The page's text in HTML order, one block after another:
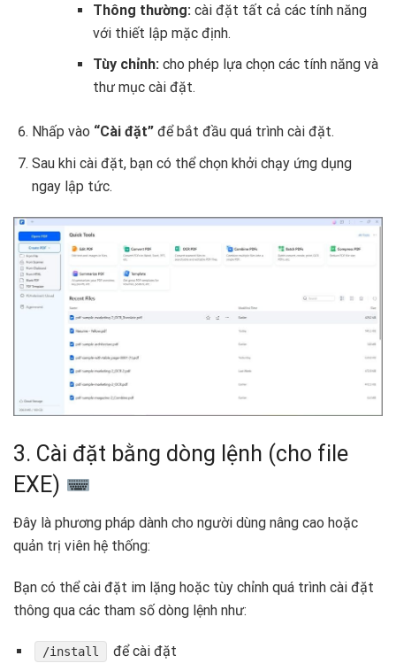
Thông thường: cài đặt tất cả các tính năng
với thiết lập mặc định.
Tùy chỉnh:cho phép lựa chọn các tính năng và
thư mục cài đặt.
Nhấp vào “Cài đặt”để bắt đầu quá trình cài đặt.
Sau khi cài đặt, bạn có thể chọn khởi chạy ứng dụng
ngay lập tức.
3. Cài đặt bằng dòng lệnh (cho file
EXE)
Đây là phương pháp dành cho người dùng nâng cao hoặc
quản trị viên hệ thống:
Bạn có thể cài đặt im lặng hoặc tùy chỉnh quá trình cài đặt
thông qua các tham số dòng lệnh như:
/install để cài đặt